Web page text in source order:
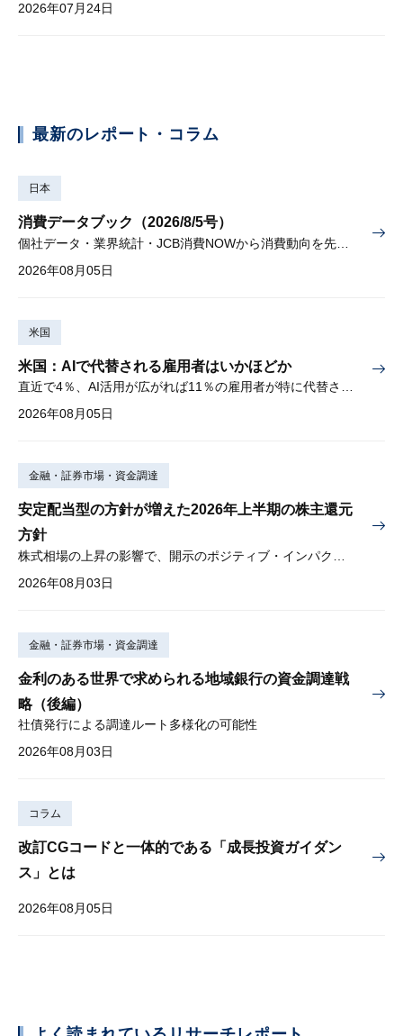
2026年07月24日
最新のレポート・コラム
日本
消費データブック（2026/8/5号）
2026年08月05日
米国
米国：AIで代替される雇用者はいかほどか
直近で4％、AI活用が広がれば11％の雇用者が特に代替されやすい
2026年08月05日
金融・証券市場・資金調達
安定配当型の方針が増えた2026年上半期の株主還元
方針
2026年08月03日
金融・証券市場・資金調達
金利のある世界で求められる地域銀行の資金調達戦
略（後編）
社債発行による調達ルート多様化の可能性
2026年08月03日
コラム
改訂CGコードと一体的である「成長投資ガイダン
ス」とは
2026年08月05日